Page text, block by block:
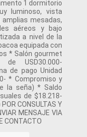
1 dormitorio
luminoso, vista
mesadas,
aéreos y bajo
a nivel de la
equipada con
* Salón gourmet
USD30.000-
de pago Unidad
* Compromiso y
la seña) * Saldo
de $18.218-
CONSULTAS Y
MENSAJE VIA
CONTACTO